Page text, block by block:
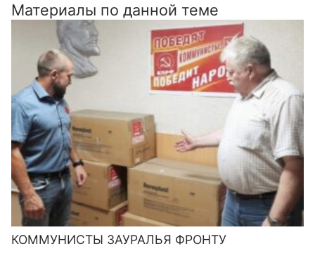
Материалы по данной теме
КОММУНИСТЫ ЗАУРАЛЬЯ ФРОНТУ